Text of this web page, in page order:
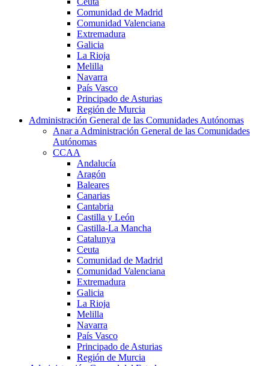
Comunidad de Madrid
Comunidad Valenciana
Extremadura
Galicia
La Rioja
Melilla
Navarra
País Vasco
Principado de Asturias
Región de Murcia
Administración General de las Comunidades Autónomas
Anar a Administración General de las Comunidades
Autónomas
CCAA
Andalucía
Aragón
Baleares
Canarias
Cantabria
Castilla y León
Castilla-La Mancha
Catalunya
Ceuta
Comunidad de Madrid
Comunidad Valenciana
Extremadura
Galicia
La Rioja
Melilla
Navarra
País Vasco
Principado de Asturias
Región de Murcia